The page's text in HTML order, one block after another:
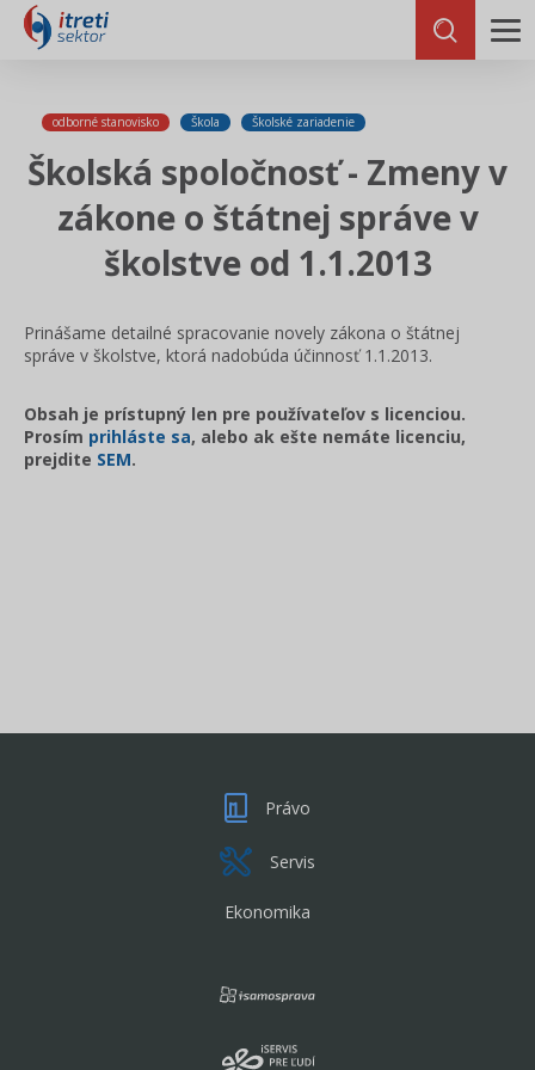
odborné stanovisko Škola Školské zariadenie
Školská spoločnosť - Zmeny v
zákone o štátnej správe v
školstve od 1.1.2013
Prinášame detailné spracovanie novely zákona o štátnej
správe v školstve, ktorá nadobúda účinnosť 1.1.2013.
Obsah je prístupný len pre používateľov s licenciou.
Prosím prihláste sa, alebo ak ešte nemáte licenciu,
prejdite SEM.
Právo
Servis
Ekonomika